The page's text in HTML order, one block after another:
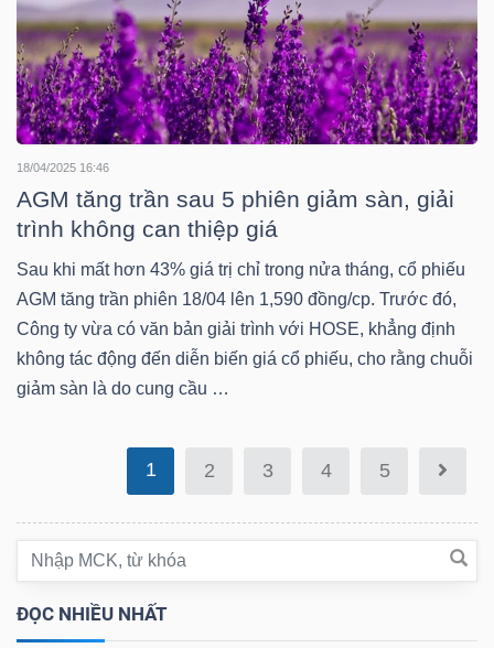
18/04/2025 16:46
AGM tăng trần sau 5 phiên giảm sàn, giải
trình không can thiệp giá
Sau khi mất hơn 43% giá trị chỉ trong nửa tháng, cổ phiếu
AGM tăng trần phiên 18/04 lên 1,590 đồng/cp. Trước đó,
Công ty vừa có văn bản giải trình với HOSE, khẳng định
không tác động đến diễn biến giá cổ phiếu, cho rằng chuỗi
giảm sàn là do cung cầu …
1 2 3 4 5
ĐỌC NHIỀU NHẤT
đạo
(-)
Tất cả Người nội bộ Người liên quan Cổ đông lớn
(-)
Bài
viết
của
tác
cáo
phân
tích
(-)